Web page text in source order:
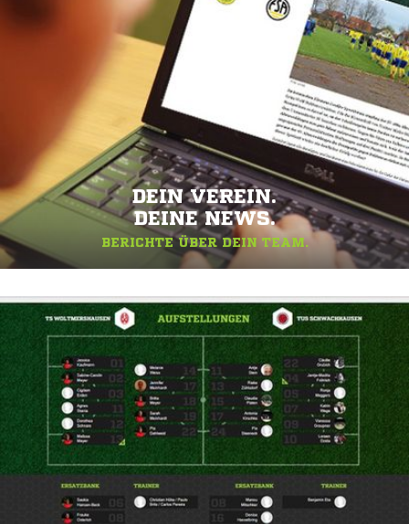
DEIN VEREIN.
DEINE NEWS.
BERICHTE ÜBER DEIN TEAM.